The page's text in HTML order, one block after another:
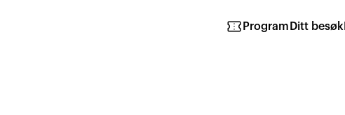
confirmation_number Program Ditt besøk